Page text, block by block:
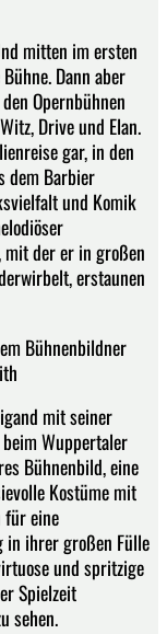
mitten im ersten
Dann aber
Opernbühnen
Drive und Elan.
gar, in den
dem Barbier
und Komik
der er in großen
erstaunen
Bühnenbildner
mit seiner
Wuppertaler
Bühnenbild, eine
Kostüme mit
für eine
in ihrer großen Fülle
und spritzige
Spielzeit
sehen.